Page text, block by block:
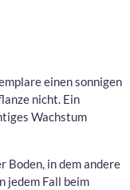
einen sonnigen
nicht. Ein
Wachstum
Boden, in dem andere
jedem Fall beim